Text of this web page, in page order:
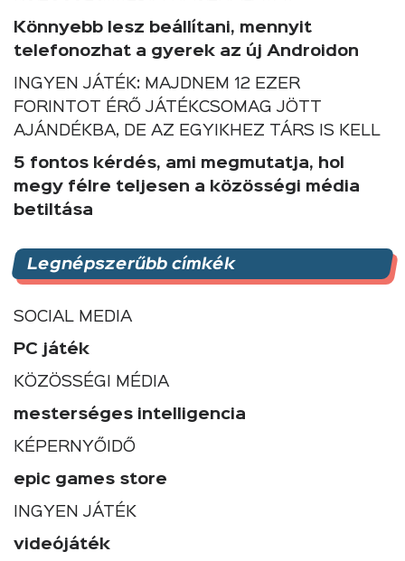
Könnyebb lesz beállítani, mennyit
telefonozhat a gyerek az új Androidon
INGYEN JÁTÉK: MAJDNEM 12 EZER
FORINTOT ÉRŐ JÁTÉKCSOMAG JÖTT
AJÁNDÉKBA, DE AZ EGYIKHEZ TÁRS IS KELL
5 fontos kérdés, ami megmutatja, hol
megy félre teljesen a közösségi média
betiltása
Legnépszerűbb címkék
SOCIAL MEDIA
PC játék
KÖZÖSSÉGI MÉDIA
mesterséges intelligencia
KÉPERNYŐIDŐ
epic games store
INGYEN JÁTÉK
videójáték